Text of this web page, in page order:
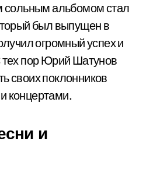
сольным альбомом стал
был выпущен в
огромный успех и
пор Юрий Шатунов
своих поклонников
концертами.
и